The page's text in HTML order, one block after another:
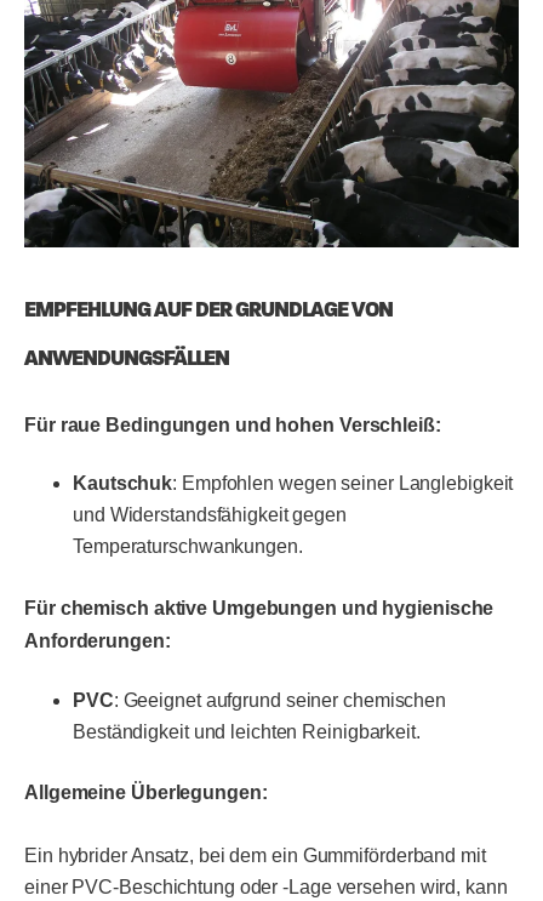
EMPFEHLUNG AUF DER GRUNDLAGE VON
ANWENDUNGSFÄLLEN
Für raue Bedingungen und hohen Verschleiß:
Kautschuk: Empfohlen wegen seiner Langlebigkeit
und Widerstandsfähigkeit gegen
Temperaturschwankungen.
Für chemisch aktive Umgebungen und hygienische
Anforderungen:
PVC: Geeignet aufgrund seiner chemischen
Beständigkeit und leichten Reinigbarkeit.
Allgemeine Überlegungen:
Ein hybrider Ansatz, bei dem ein Gummiförderband mit
einer PVC-Beschichtung oder -Lage versehen wird, kann